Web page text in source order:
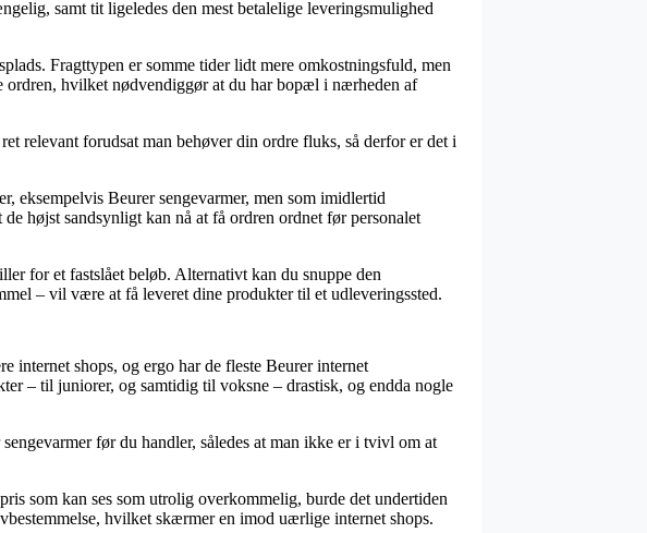
samt tit ligeledes den mest betalelige leveringsmulighed
Fragttypen er somme tider lidt mere omkostningsfuld, men
ordren, hvilket nødvendiggør at du har bopæl i nærheden af
relevant forudsat man behøver din ordre fluks, så derfor er det i
eksempelvis Beurer sengevarmer, men som imidlertid
højst sandsynligt kan nå at få ordren ordnet før personalet
for et fastslået beløb. Alternativt kan du snuppe den
– vil være at få leveret dine produkter til et udleveringssted.
internet shops, og ergo har de fleste Beurer internet
– til juniorer, og samtidig til voksne – drastisk, og endda nogle
før du handler, således at man ikke er i tvivl om at
som kan ses som utrolig overkommelig, burde det undertiden
hvilket skærmer en imod uærlige internet shops.